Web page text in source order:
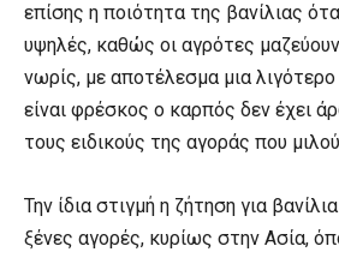
επίσης η ποιότητα της βανίλιας
υψηλές, καθώς οι αγρότες
νωρίς, με αποτέλεσμα μια
είναι φρέσκος ο καρπός δεν έχει
τους ειδικούς της αγοράς που
Την ίδια στιγμή η ζήτηση για
ξένες αγορές, κυρίως στην Ασία,